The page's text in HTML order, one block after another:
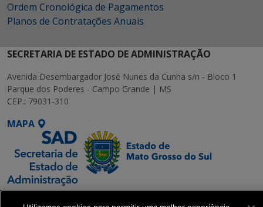
Ordem Cronológica de Pagamentos
Planos de Contratações Anuais
SECRETARIA DE ESTADO DE ADMINISTRAÇÃO
Avenida Desembargador José Nunes da Cunha s/n - Bloco 1
Parque dos Poderes - Campo Grande | MS
CEP.: 79031-310
MAPA